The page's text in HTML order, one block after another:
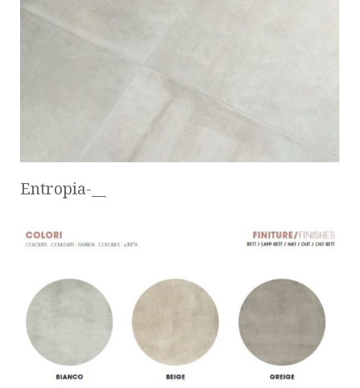
Entropia-__